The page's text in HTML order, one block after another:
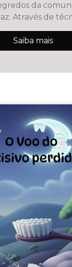
da
Através de
e
Saiba mais